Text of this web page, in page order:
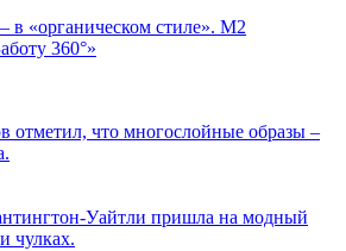
в «органическом стиле». М2
360°»
отметил, что многослойные образы –
Уайтли пришла на модный
чулках.